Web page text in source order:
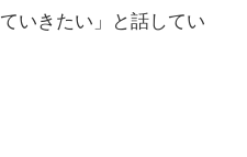
いきたい」と話してい